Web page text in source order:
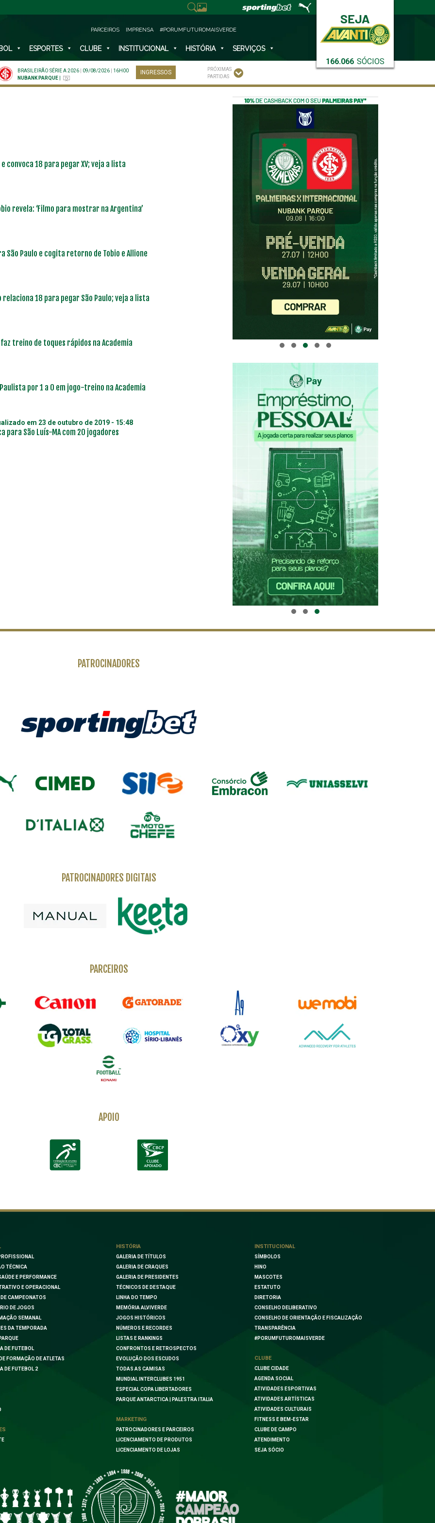
166.066 SÓCIOS
PARCEIROS IMPRENSA #PORUMFUTUROMAISVERDE
ESPORTES CLUBE INSTITUCIONAL HISTÓRIA SERVIÇOS
BRASILEIRÃO SÉRIE A 2026 09/08/2026
16H00
NUBANK PARQUE
INGRESSOS
PRÓXIMAS
PARTIDAS
convoca 18 para pegar XV; veja a lista
revela: ‘Filmo para mostrar na Argentina’
São Paulo e cogita retorno de Tobio e Allione
relaciona 18 para pegar São Paulo; veja a lista
treino de toques rápidos na Academia
por 1 a 0 em jogo-treino na Academia
em 23 de outubro de 2019 - 15:48
para São Luís-MA com 20 jogadores
PATROCINADORES
PATROCINADORES DIGITAIS
PARCEIROS
APOIO
TÉCNICA
E PERFORMANCE
E OPERACIONAL
CAMPEONATOS
DE JOGOS
SEMANAL
DA TEMPORADA
DE FUTEBOL
FORMAÇÃO DE ATLETAS
DE FUTEBOL 2
HISTÓRIA
GALERIA DE TÍTULOS
GALERIA DE CRAQUES
GALERIA DE PRESIDENTES
TÉCNICOS DE DESTAQUE
LINHA DO TEMPO
MEMÓRIA ALVIVERDE
JOGOS HISTÓRICOS
NÚMEROS E RECORDES
LISTAS E RANKINGS
CONFRONTOS E RETROSPECTOS
EVOLUÇÃO DOS ESCUDOS
TODAS AS CAMISAS
MUNDIAL INTERCLUBES 1951
ESPECIAL COPA LIBERTADORES
PARQUE ANTARCTICA | PALESTRA ITALIA
MARKETING
PATROCINADORES E PARCEIROS
LICENCIAMENTO DE PRODUTOS
LICENCIAMENTO DE LOJAS
INSTITUCIONAL
SÍMBOLOS
HINO
MASCOTES
ESTATUTO
DIRETORIA
CONSELHO DELIBERATIVO
CONSELHO DE ORIENTAÇÃO E FISCALIZAÇÃO
TRANSPARÊNCIA
#PORUMFUTUROMAISVERDE
CLUBE
CLUBE CIDADE
AGENDA SOCIAL
ATIVIDADES ESPORTIVAS
ATIVIDADES ARTÍSTICAS
ATIVIDADES CULTURAIS
FITNESS E BEM-ESTAR
CLUBE DE CAMPO
ATENDIMENTO
SEJA SÓCIO